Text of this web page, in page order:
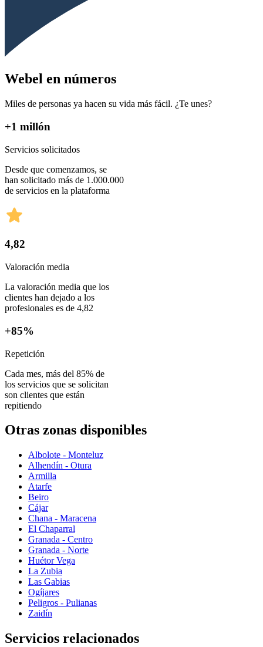
Webel en números
Miles de personas ya hacen su vida más fácil. ¿Te unes?
+1 millón
Servicios solicitados
Desde que comenzamos, se
han solicitado más de 1.000.000
de servicios en la plataforma
4,82
Valoración media
La valoración media que los
clientes han dejado a los
profesionales es de 4,82
+85%
Repetición
Cada mes, más del 85% de
los servicios que se solicitan
son clientes que están
repitiendo
Otras zonas disponibles
Albolote - Monteluz
Alhendín - Otura
Armilla
Atarfe
Beiro
Cájar
Chana - Maracena
El Chaparral
Granada - Centro
Granada - Norte
Huétor Vega
La Zubia
Las Gabias
Ogíjares
Peligros - Pulianas
Zaidín
Servicios relacionados